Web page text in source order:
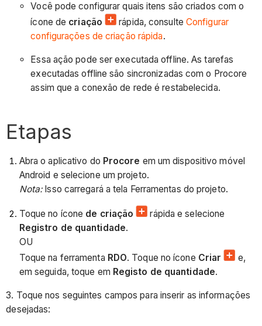
Você pode configurar quais itens são criados com o
ícone de criação rápida, consulte Configurar
configurações de criação rápida.
Essa ação pode ser executada offline. As tarefas
executadas offline são sincronizadas com o Procore
assim que a conexão de rede é restabelecida.
Etapas
Abra o aplicativo do Procore em um dispositivo móvel
Android e selecione um projeto.
Nota:Isso carregará a tela Ferramentas do projeto.
Toque no ícone de criação
rápida e selecione
Registro de quantidade.
OU
Toque na ferramenta RDO. Toque no ícone Criar
e,
em seguida, toque em Registo de quantidade.
3. Toque nos seguintes campos para inserir as informações
desejadas: